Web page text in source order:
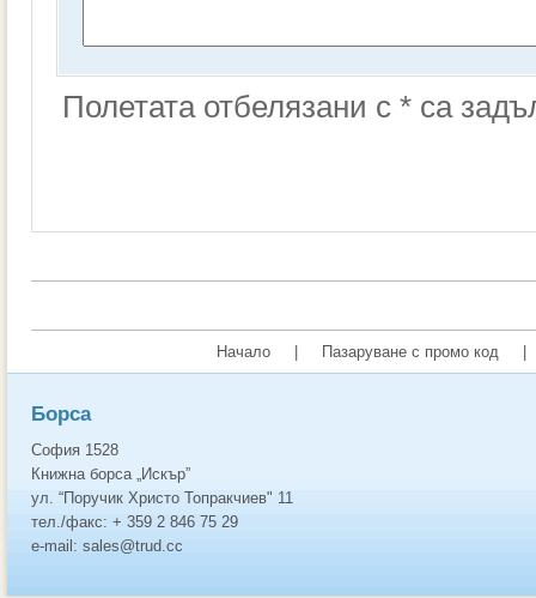
Полетата отбелязани с * са
Начало Пазаруване с промо код
Борса
София 1528
Книжна борса „Искър”
ул. “Поручик Христо Топракчиев" 11
тел./факс: + 359 2 846 75 29
e-mail: sales@trud.cc